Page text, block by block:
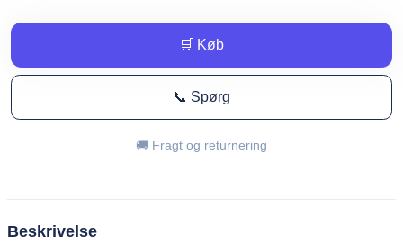
🛒 Køb
📞 Spørg
🚚 Fragt og returnering
Beskrivelse